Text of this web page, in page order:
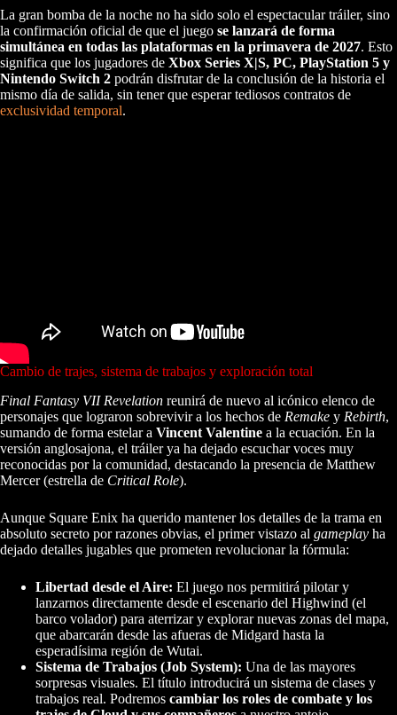
La gran bomba de la noche no ha sido solo el espectacular tráiler, sino
la confirmación oficial de que el juego se lanzará de forma
simultánea en todas las plataformas en la primavera de 2027. Esto
significa que los jugadores de Xbox Series X|S, PC, PlayStation 5 y
Nintendo Switch 2 podrán disfrutar de la conclusión de la historia el
mismo día de salida, sin tener que esperar tediosos contratos de
exclusividad temporal.
Cambio de trajes, sistema de trabajos y exploración total
Final Fantasy VII Revelation reunirá de nuevo al icónico elenco de
personajes que lograron sobrevivir a los hechos de Remake y Rebirth,
sumando de forma estelar a Vincent Valentine a la ecuación. En la
versión anglosajona, el tráiler ya ha dejado escuchar voces muy
reconocidas por la comunidad, destacando la presencia de Matthew
Mercer (estrella de Critical Role).
Aunque Square Enix ha querido mantener los detalles de la trama en
absoluto secreto por razones obvias, el primer vistazo al gameplay ha
dejado detalles jugables que prometen revolucionar la fórmula:
Libertad desde el Aire: El juego nos permitirá pilotar y
lanzarnos directamente desde el escenario del Highwind (el
barco volador) para aterrizar y explorar nuevas zonas del mapa,
que abarcarán desde las afueras de Midgard hasta la
esperadísima región de Wutai.
Sistema de Trabajos (Job System): Una de las mayores
sorpresas visuales. El título introducirá un sistema de clases y
trabajos real. Podremos cambiar los roles de combate y los